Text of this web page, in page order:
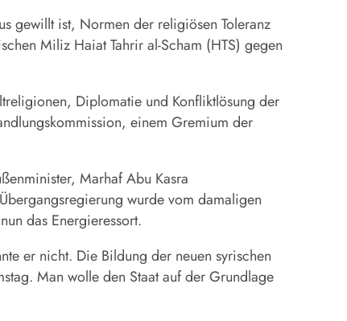
gewillt ist, Normen der religiösen Toleranz
Miliz Haiat Tahrir al-Scham (HTS) gegen
Diplomatie und Konfliktlösung der
einem Gremium der
Marhaf Abu Kasra
wurde vom damaligen
das Energieressort.
er nicht. Die Bildung der neuen syrischen
Man wolle den Staat auf der Grundlage